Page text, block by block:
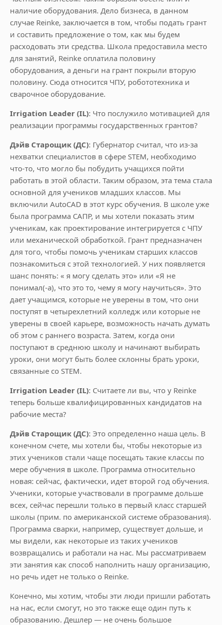
наличие оборудования. Дело бизнеса, в данном
случае Reinke, заключается в том, чтобы подать грант
и составить предложение о том, как мы будем
расходовать эти средства. Школа предоставила место
для занятий, Reinke оплатила половину
оборудования, а деньги на грант покрыли вторую
половину. Сюда относится ЧПУ, робототехника и
сварочное оборудование.
Irrigation Leader (IL): Что послужило мотивацией для
реализации программы государственных грантов?
Дэйв Старощик (ДС): Губернатор считал, что из-за
нехватки специалистов в сфере STEM, необходимо
что-то, что могло бы побудить учащихся пойти
работать в этой области. Таким образом, эта тема стала
основной для учеников младших классов. Мы
включили AutoCAD в этот курс обучения. В школе уже
была программа САПР, и мы хотели показать этим
ученикам, как проектирование интегрируется с ЧПУ
или механической обработкой. Грант предназначен
для того, чтобы помочь ученикам старших классов
познакомиться с этой технологией. У них появляется
шанс понять: « я могу сделать это» или «Я не
понимал(-а), что это то, чему я могу научиться». Это
дает учащимся, которые не уверены в том, что они
поступят в четырехлетний колледж или которые не
уверены в своей карьере, возможность начать думать
об этом с раннего возраста. Затем, когда они
поступают в среднюю школу и начинают выбирать
уроки, они могут быть более склонны брать уроки,
связанные со STEM.
Irrigation Leader (IL): Считаете ли вы, что у Reinke
теперь больше квалифицированных кандидатов на
рабочие места?
Дэйв Старощик (ДС): Это определенно наша цель. В
конечном счете, мы хотели бы, чтобы некоторые из
этих учеников стали чаще посещать такие классы по
мере обучения в школе. Программа относительно
новая: сейчас, фактически, идет второй год обучения.
Ученики, которые участвовали в программе дольше
всех, сейчас перешли только в первый класс старшей
школы (прим. по американской системе образования).
Программа сварки, например, существует дольше, и
мы видели, как некоторые из таких учеников
возвращались и работали на нас. Мы рассматриваем
эти занятия как способ наполнить нашу организацию,
но речь идет не только о Reinke.
Конечно, мы хотим, чтобы эти люди пришли работать
на нас, если смогут, но это также еще один путь к
образованию. Дешлер — не очень большое